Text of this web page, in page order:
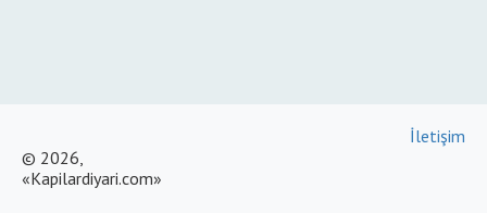
© 2026,
«Kapilardiyari.com»
İletişim